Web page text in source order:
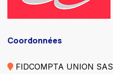
Coordonnées
FIDCOMPTA UNION SAS